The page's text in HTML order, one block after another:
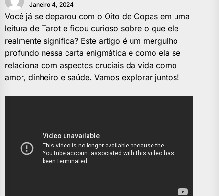
Janeiro 4, 2024
Você já se deparou com o Oito de Copas em uma
leitura de Tarot e ficou curioso sobre o que ele
realmente significa? Este artigo é um mergulho
profundo nessa carta enigmática e como ela se
relaciona com aspectos cruciais da vida como
amor, dinheiro e saúde. Vamos explorar juntos!